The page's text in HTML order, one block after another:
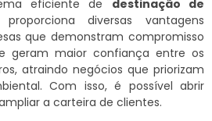
eficiente de destinação de
diversas vantagens
que demonstram compromisso
geram maior confiança entre os
atraindo negócios que priorizam
Com isso, é possível abrir
a carteira de clientes.